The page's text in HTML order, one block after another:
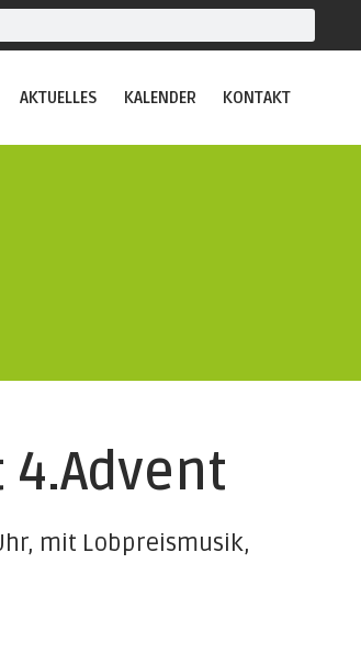
AKTUELLES KALENDER KONTAKT
mit Lobpreismusik,